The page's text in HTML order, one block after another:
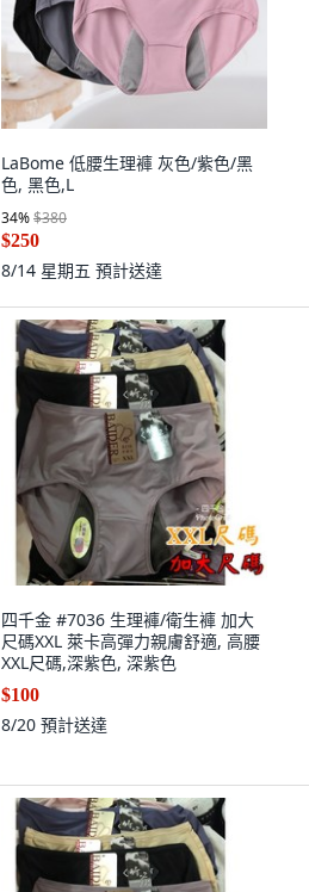
LaBome 低腰生理褲 灰色/紫色/黑
色, 黑色,L
34%$380
$250
8/14 星期五 預計送達
四千金 #7036 生理褲/衛生褲 加大
尺碼XXL 萊卡高彈力親膚舒適, 高腰
XXL尺碼,深紫色, 深紫色
$100
8/20 預計送達